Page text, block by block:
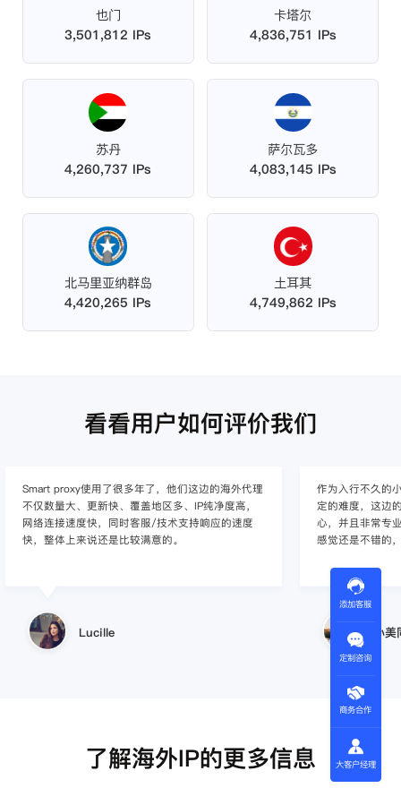
也门
3,501,812 IPs
卡塔尔
4,836,751 IPs
苏丹
4,260,737 IPs
萨尔瓦多
4,083,145 IPs
北马里亚纳群岛
4,420,265 IPs
土耳其
4,749,862 IPs
看看用户如何评价我们
作为入行不久的小白，上手使用Smart proxy会有一
定的难度，这边的客服人员/技术支持人员非常有耐
心，并且非常专业，很快就上手了，使用体验整体
感觉还是不错的，非常推荐身边的同行使用。
小美同学
作为一家跨境电
上面经营着多个
着强烈的需求，
商，不是断网就
的问题，使用效
了解海外IP的更多信息
添加客服
定制咨询
商务合作
大客户经理